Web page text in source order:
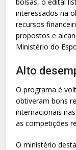
interessados na
recursos
propostos e
Ministério do
Alto
O programa é
obtiveram bons
internacionais
as competições
O ministério